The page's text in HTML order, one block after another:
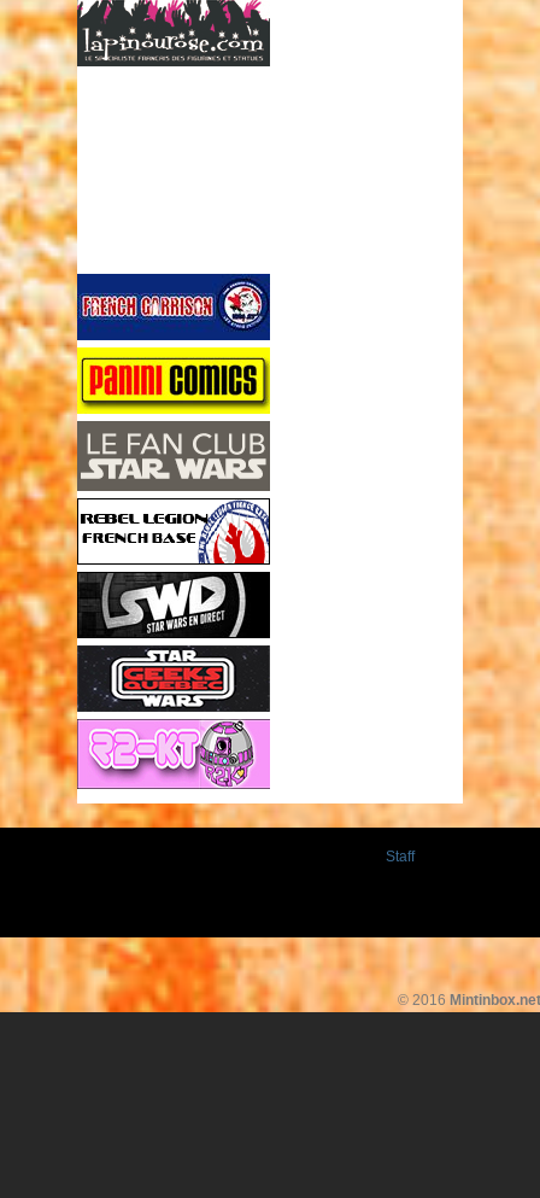
Staff
© 2016 Mintinbox.net